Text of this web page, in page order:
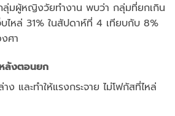
มผู้หญิงวัยทำงาน พบว่า กลุ่มที่ยกเกิน
บไหล่ 31% ในสัปดาห์ที่ 4 เทียบกับ 8%
ศา
ลังตอนยก
ง และทำให้แรงกระจาย ไม่โฟกัสที่ไหล่